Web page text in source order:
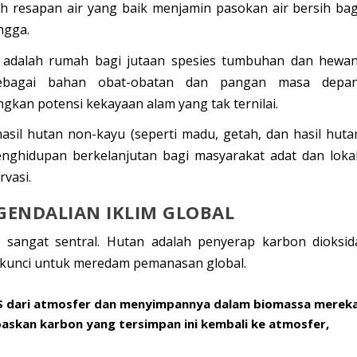
resapan air yang baik menjamin pasokan air bersih
rumah bagi jutaan spesies tumbuhan dan
bahan obat-obatan dan pangan masa
potensi kekayaan alam yang tak ternilai.
hutan non-kayu (seperti madu, getah, dan hasil
berkelanjutan bagi masyarakat adat dan
IKLIM GLOBAL
sentral. Hutan adalah penyerap karbon
untuk meredam pemanasan global.
dari atmosfer dan menyimpannya dalam biomassa
karbon yang tersimpan ini kembali ke atmosfer,